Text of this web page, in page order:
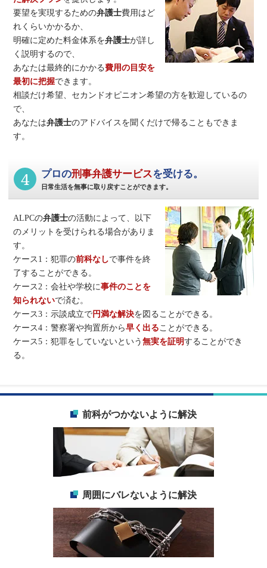
前科がつかないように解決
周囲にバレないように解決
要望を実現するための弁護士費用はど
れくらいかかるか、
明確に定めた料金体系を弁護士が詳し
く説明するので、
あなたは最終的にかかる費用の目安を
最初に把握できます。
相談だけ希望、セカンドオピニオン希望の方を歓迎しているの
で、
あなたは弁護士のアドバイスを聞くだけで帰ることもできま
す。
4 プロの刑事弁護サービスを受ける。
日常生活を無事に取り戻すことができます。
ALPCの弁護士の活動によって、以下
のメリットを受けられる場合がありま
す。
ケース1：犯罪の前科なしで事件を終
了することができる。
ケース2：会社や学校に事件のことを
知られないで済む。
ケース3：示談成立で円満な解決を図ることができる。
ケース4：警察署や拘置所から早く出ることができる。
ケース5：犯罪をしていないという無実を証明することができ
る。